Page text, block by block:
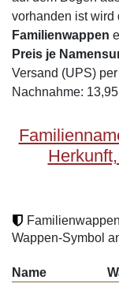
vorhanden ist
Familienwappen
Preis je
Versand (UPS)
Nachnahme:
Wappen-Symbol
Name